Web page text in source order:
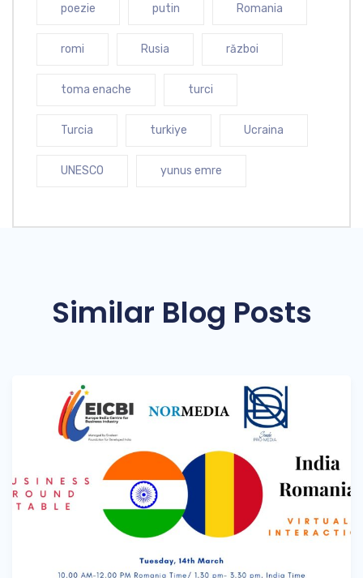
poezie putin Romania
romi Rusia război
toma enache turci
Turcia turkiye Ucraina
UNESCO yunus emre
Similar Blog Posts